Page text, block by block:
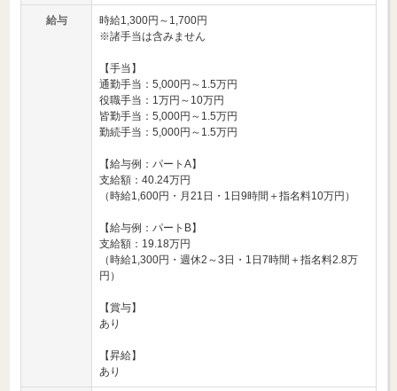
給与
時給1,300円～1,700円
※諸手当は含みません
【手当】
通勤手当：5,000円～1.5万円
役職手当：1万円～10万円
皆勤手当：5,000円～1.5万円
勤続手当：5,000円～1.5万円
【給与例：パートA】
支給額：40.24万円
（時給1,600円・月21日・1日9時間＋指名料10万円）
【給与例：パートB】
支給額：19.18万円
（時給1,300円・週休2～3日・1日7時間＋指名料2.8万
円）
【賞与】
あり
【昇給】
あり